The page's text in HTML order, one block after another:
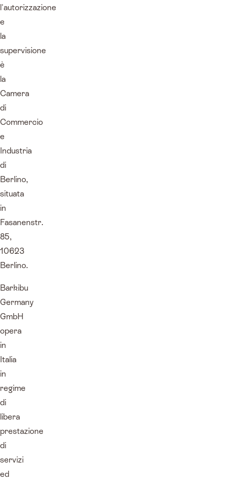
l'autorizzazione
e
la
supervisione
è
la
Camera
di
Commercio
e
Industria
di
Berlino,
situata
in
Fasanenstr.
85,
10623
Berlino.
Barkibu
Germany
GmbH
opera
in
Italia
in
regime
di
libera
prestazione
di
servizi
ed